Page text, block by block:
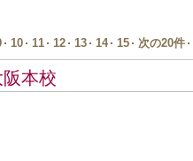
10 11 12 13 14 15 次の20件
本校